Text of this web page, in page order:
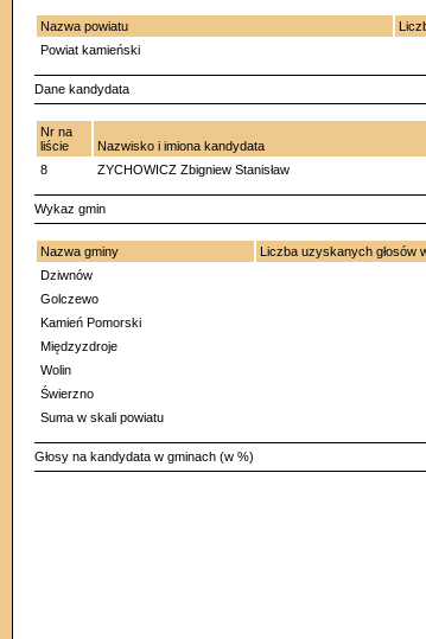
Nazwa powiatu
Powiat kamieński
Dane kandydata
Nr na
liście
Nazwisko i imiona kandydata
8
ZYCHOWICZ Zbigniew Stanisław
Wykaz gmin
Nazwa gminy Liczba uzyskanych głosów
Dziwnów
Golczewo
Kamień Pomorski
Międzyzdroje
Wolin
Świerzno
Suma w skali powiatu
Głosy na kandydata w gminach (w %)